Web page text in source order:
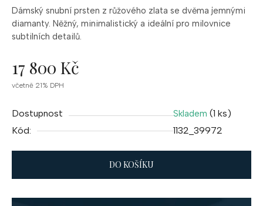
Dámský snubní prsten z růžového zlata se dvěma jemnými
diamanty. Něžný, minimalistický a ideální pro milovnice
subtilních detailů.
17 800 Kč
Měrná
včetně 21% DPH
Dostupnost Skladem (1 ks)
Kód:
1132_39972
DO KOŠÍKU